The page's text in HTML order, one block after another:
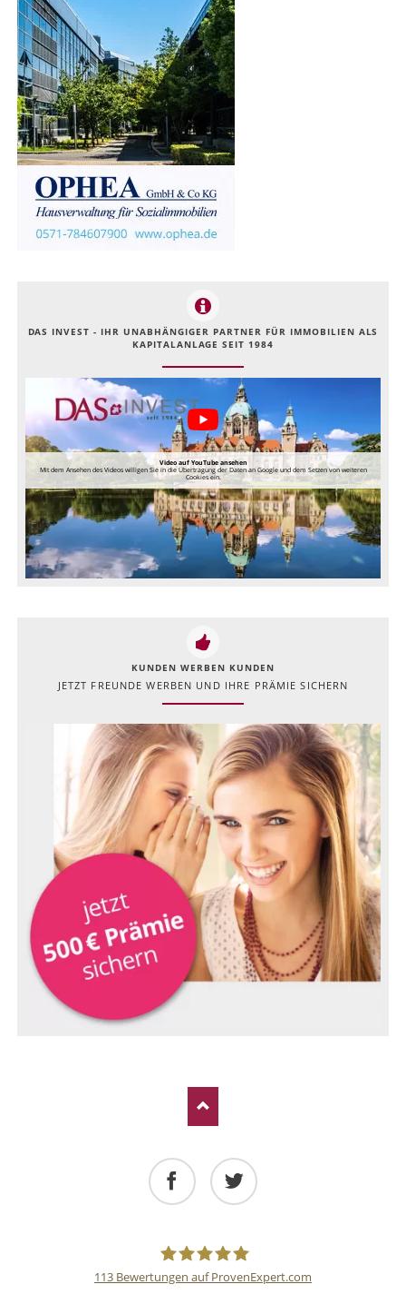
DAS INVEST - IHR UNABHÄNGIGER PARTNER FÜR IMMOBILIEN ALS
KAPITALANLAGE SEIT 1984
Video auf YouTube ansehen
Mit dem Ansehen des Videos willigen Sie in die Übertragung der Daten an Google und dem Setzen von weiteren
Cookies ein.
KUNDEN WERBEN KUNDEN
JETZT FREUNDE WERBEN UND IHRE PRÄMIE SICHERN
113 Bewertungen auf ProvenExpert.com